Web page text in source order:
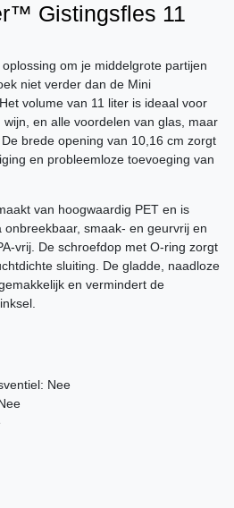
Gistingsfles 11
om je middelgrote partijen
niet verder dan de Mini
volume van 11 liter is ideaal voor
en alle voordelen van glas, maar
brede opening van 10,16 cm zorgt
en probleemloze toevoeging van
van hoogwaardig PET en is
smaak- en geurvrij en
vrij. De schroefdop met O-ring zorgt
sluiting. De gladde, naadloze
en vermindert de
Nee